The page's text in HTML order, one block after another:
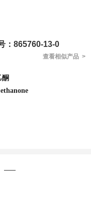
：865760-13-0
查看相似产品 >
酮
;500Mg
购